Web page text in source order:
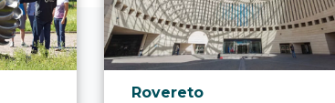
Località punto di interesse
Rovereto